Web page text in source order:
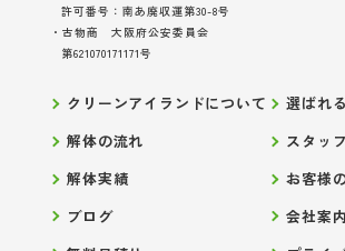
許可番号：南あ廃収運第30-8号
・古物商 大阪府公安委員会
第621070171171号
クリーンアイランドについて
選ばれ
解体の流れ
スタッ
解体実績
お客様
ブログ
会社案内